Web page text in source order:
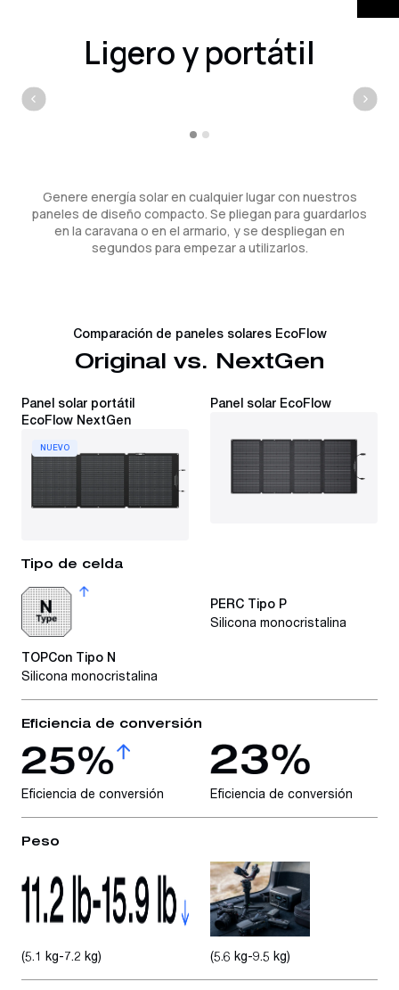
Ligero y portátil
Genere energía solar en cualquier lugar con nuestros
paneles de diseño compacto. Se pliegan para guardarlos
en la caravana o en el armario, y se despliegan en
segundos para empezar a utilizarlos.
Comparación de paneles solares EcoFlow
Original vs. NextGen
NUEVO
Panel solar portátil
EcoFlow NextGen
Panel solar EcoFlow
Tipo de celda
TOPCon Tipo N
Silicona monocristalina
PERC Tipo P
Silicona monocristalina
Eficiencia de conversión
Eficiencia de conversión Eficiencia de conversión
Peso
(5.1 kg-7.2 kg) (5.6 kg-9.5 kg)